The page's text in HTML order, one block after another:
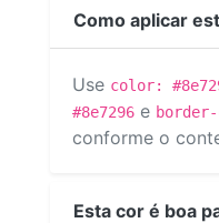
Como aplicar
Use color:
#8e7296 e
conforme o
Esta cor é boa